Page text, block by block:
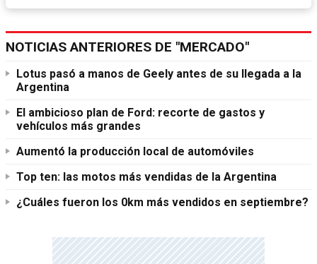
NOTICIAS ANTERIORES DE "MERCADO"
Lotus pasó a manos de Geely antes de su llegada a la
Argentina
El ambicioso plan de Ford: recorte de gastos y
vehículos más grandes
Aumentó la producción local de automóviles
Top ten: las motos más vendidas de la Argentina
¿Cuáles fueron los 0km más vendidos en septiembre?